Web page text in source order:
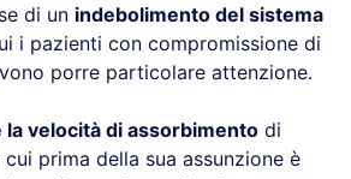
di un indebolimento del sistema
i pazienti con compromissione di
porre particolare attenzione.
la velocità di assorbimento di
prima della sua assunzione è